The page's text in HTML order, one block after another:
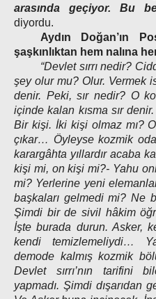
arasında geçiyor. Bu
diyordu.
Aydın Doğan’ın
şaşkınlıktan hem nalına
“Devlet sırrı nedir?
şey olur mu? Olur. Vermek
denir. Peki, sır nedir? O
içinde kalan kısma sır
Bir kişi. İki kişi olmaz mı?
çıkar… Öyleyse kozmik
karargâhta yıllardır acaba
kişi mi, on kişi mi?- Yahu
mi? Yerlerine yeni
başkaları gelmedi mi? Ne
Şimdi bir de sivil hâkim
İşte burada durun. Asker,
kendi temizlemeliydi…
demode kalmış kozmik
Devlet sırrı’nın tarifini
yapmadı. Şimdi dışarıdan